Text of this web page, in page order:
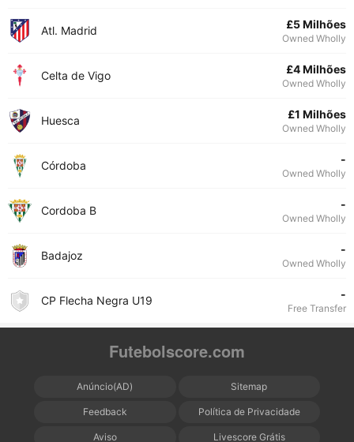
Atl. Madrid £5 Milhões
Owned Wholly
Celta de Vigo £4 Milhões
Owned Wholly
Huesca £1 Milhões
Owned Wholly
Córdoba -
Owned Wholly
Cordoba B -
Owned Wholly
Badajoz -
Owned Wholly
CP Flecha Negra U19 -
Free Transfer
Futebolscore.com
Anúncio(AD) Sitemap
Feedback Política de Privacidade
Aviso Livescore Grátis